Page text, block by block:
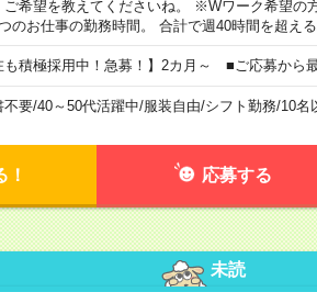
ご希望を教えてくださいね。 ※Wワーク希望の
のお仕事の勤務時間。 合計で週40時間を超え
も積極採用中！急募！】2カ月～ ■ご応募から
不要/40～50代活躍中/服装自由/シフト勤務/10名
！ 応募する
未読